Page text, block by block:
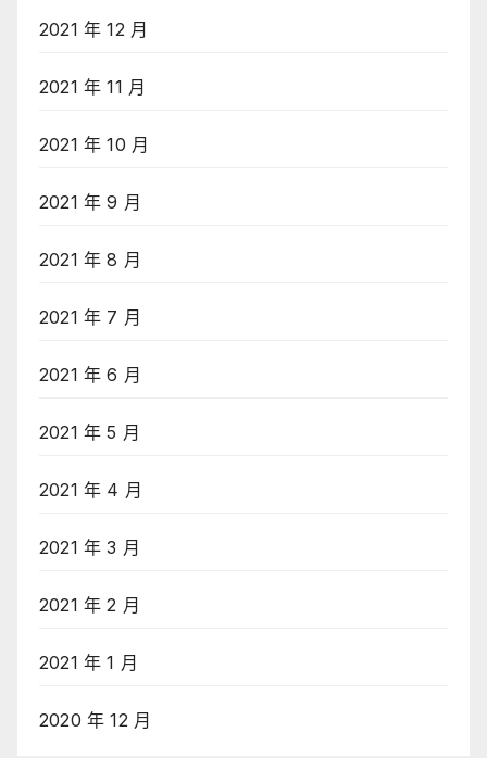
2021 年 12 月
2021 年 11 月
2021 年 10 月
2021 年 9 月
2021 年 8 月
2021 年 7 月
2021 年 6 月
2021 年 5 月
2021 年 4 月
2021 年 3 月
2021 年 2 月
2021 年 1 月
2020 年 12 月